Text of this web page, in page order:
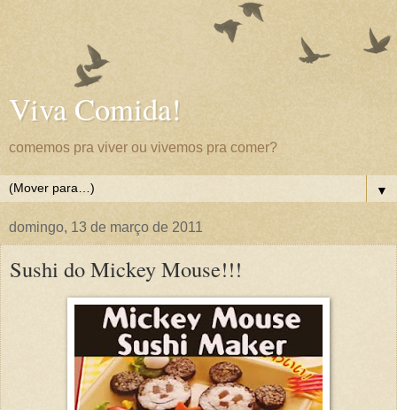
Viva Comida!
comemos pra viver ou vivemos pra comer?
▼
domingo, 13 de março de 2011
Sushi do Mickey Mouse!!!